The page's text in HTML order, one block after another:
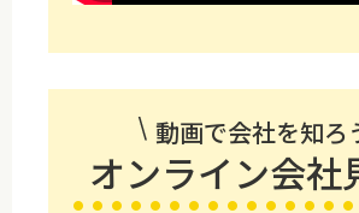
動画で会社を知ろ
オンライン会